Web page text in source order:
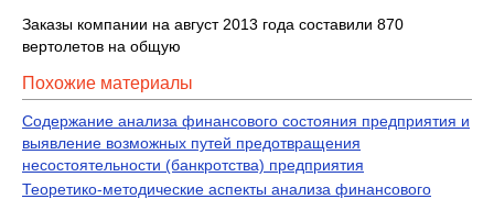
Заказы компании на август 2013 года составили 870
вертолетов на общую
Похожие материалы
Содержание анализа финансового состояния предприятия и
выявление возможных путей предотвращения
несостоятельности (банкротства) предприятия
Теоретико-методические аспекты анализа финансового